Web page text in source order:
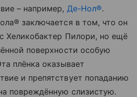
– например, Де-Нол®.
заключается в том, что он
Хеликобактер Пилори, но ещё
поверхности особую
плёнка оказывает
и препятствует попаданию
повреждённую слизистую.